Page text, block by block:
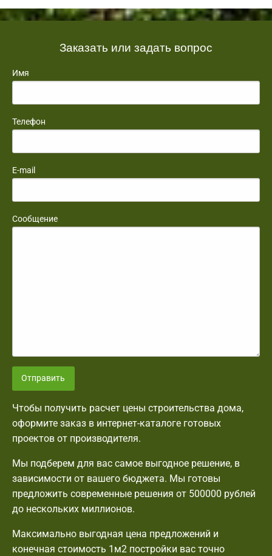
Заказать или задать вопрос
Имя
Телефон
E-mail
Сообщение
Отправить
Чтобы получить расчет цены строительства дома,
оформите заказ в интернет-каталоге готовых
проектов от производителя.
Мы подберем для вас самое выгодное решение, в
зависимости от вашего бюджета. Мы готовы
предложить современные решения от 500000 рублей
до нескольких миллионов.
Максимально выгодная цена предложений и
конечная стоимость 1м2 постройки вас точно